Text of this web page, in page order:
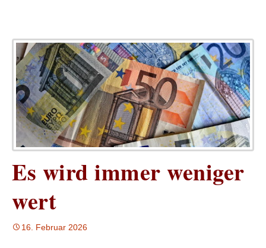
Es wird immer weniger
wert
16. Februar 2026